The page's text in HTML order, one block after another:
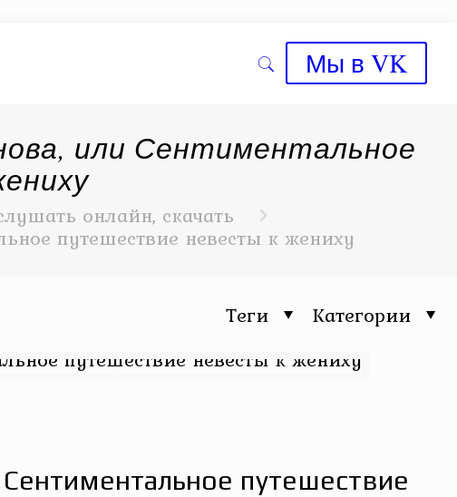
Мы в VK
или Сентиментальное
онлайн, скачать
путешествие невесты к жениху
Категории
Теги
путешествие